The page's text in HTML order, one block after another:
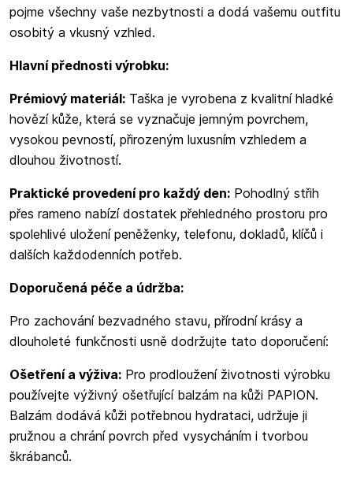
pojme všechny vaše nezbytnosti a dodá vašemu outfitu
osobitý a vkusný vzhled.
Hlavní přednosti výrobku:
Prémiový materiál: Taška je vyrobena z kvalitní hladké
hovězí kůže, která se vyznačuje jemným povrchem,
vysokou pevností, přirozeným luxusním vzhledem a
dlouhou životností.
Praktické provedení pro každý den: Pohodlný střih
přes rameno nabízí dostatek přehledného prostoru pro
spolehlivé uložení peněženky, telefonu, dokladů, klíčů i
dalších každodenních potřeb.
Doporučená péče a údržba:
Pro zachování bezvadného stavu, přírodní krásy a
dlouholeté funkčnosti usně dodržujte tato doporučení:
Ošetření a výživa: Pro prodloužení životnosti výrobku
používejte výživný ošetřující balzám na kůži PAPION.
Balzám dodává kůži potřebnou hydrataci, udržuje ji
pružnou a chrání povrch před vysycháním i tvorbou
škrábanců.